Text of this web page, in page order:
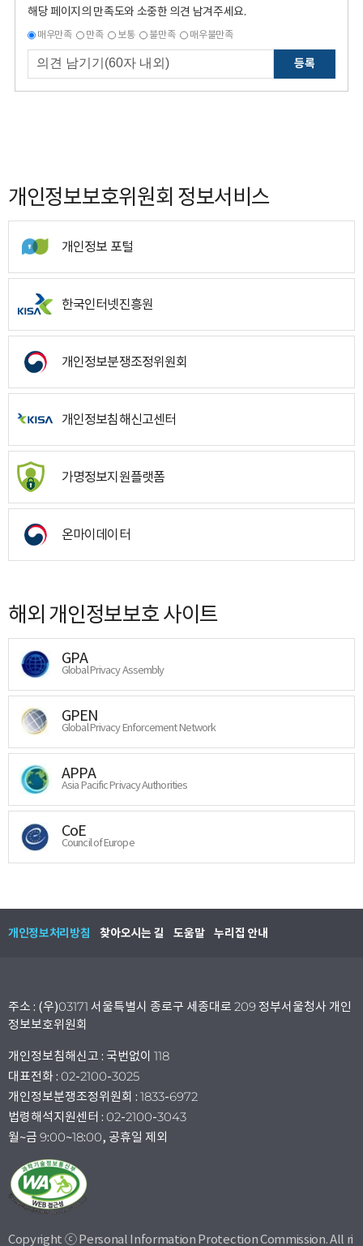
해당 페이지의 만족도와 소중한 의견 남겨주세요.
매우만족 만족 보통 불만족 매우불만족
등록
개인정보보호위원회 정보서비스
개인정보 포털
한국인터넷진흥원
개인정보분쟁조정위원회
개인정보침해신고센터
가명정보지원플랫폼
온마이데이터
해외 개인정보보호 사이트
GPA
Global Privacy Assembly
GPEN
Global Privacy Enforcement Network
APPA
Asia Pacific Privacy Authorities
CoE
Council of Europe
개인정보처리방침 찾아오시는 길 도움말 누리집 안내
주소 : (우)03171 서울특별시 종로구 세종대로 209 정부서울청사 개인
정보보호위원회
개인정보침해신고 : 국번없이 118
대표전화 : 02-2100-3025
개인정보분쟁조정위원회 : 1833-6972
법령해석지원센터 : 02-2100-3043
월~금 9:00~18:00, 공휴일 제외
Copyright ⓒ Personal Information Protection Commission. All ri